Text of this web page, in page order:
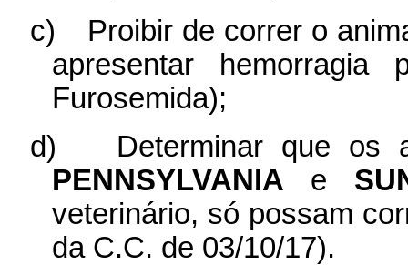
c)
Proibir de correr o
apresentar hemorragia
Furosemida);
d)
Determinar que os
PENNSYLVANIA e
veterinário, só possam
da C.C. de 03/10/17).